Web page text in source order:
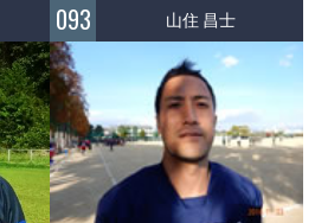
093 山住 昌士